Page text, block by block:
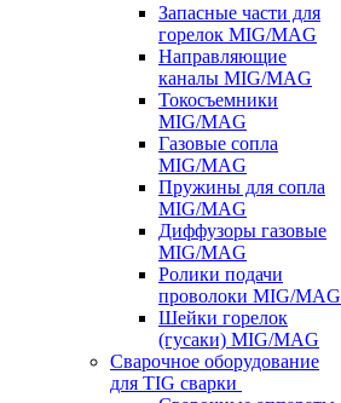
Запасные части для
горелок MIG/MAG
Направляющие
каналы MIG/MAG
Токосъемники
MIG/MAG
Газовые сопла
MIG/MAG
Пружины для сопла
MIG/MAG
Диффузоры газовые
MIG/MAG
Ролики подачи
проволоки MIG/MAG
Шейки горелок
(гусаки) MIG/MAG
Сварочное оборудование
для TIG сварки